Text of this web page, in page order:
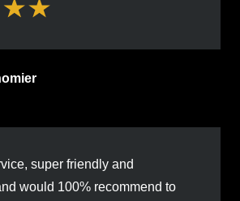
super friendly and
would 100% recommend to